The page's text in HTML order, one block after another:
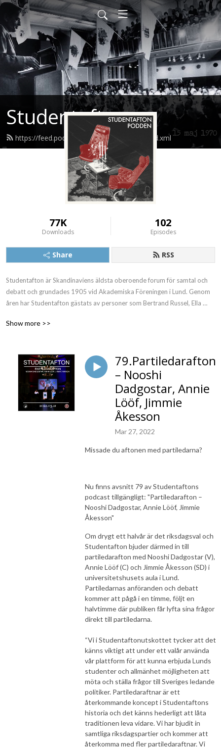
Studentafton
https://feed.podbean.com/studentafton/feed.xml
77K
Downloads
102
Episodes
Share RSS
Studentafton är Skandinaviens äldsta oberoende forum för samtal och
debatt och grundades 1905 vid Akademiska Föreningen i Lund. Genom
åren har Studentafton gästats av personer som Bertrand Russel, Ella
Diana Ross.
Show more >>
79.Partiledarafton
– Nooshi
Dadgostar, Annie
Lööf, Jimmie
Åkesson
Mar 27, 2022
Missade du aftonen med partiledarna?
Nu finns avsnitt 79 av Studentaftons
podcast tillgängligt: "Partiledarafton –
Nooshi Dadgostar, Annie Lööf, Jimmie
Åkesson"
Om drygt ett halvår är det riksdagsval och
Studentafton bjuder därmed in till
partiledarafton med Nooshi Dadgostar (V),
Annie Lööf (C) och Jimmie Åkesson (SD) i
universitetshusets aula i Lund.
Partiledarnas anföranden och debatt
kommer att pågå i en timme, följt en
halvtimme där publiken får lyfta sina frågor
direkt till partiledarna.
“Vi i Studentaftonutskottet tycker att det
känns viktigt att under ett valår använda
vår plattform för att kunna erbjuda Lunds
studenter och allmänhet möjligheten att
möta och ställa frågor till Sveriges ledande
politiker. Partiledaraftnar är ett
återkommande koncept i Studentaftons
historia och det känns hederligt att låta
traditionen leva vidare. Vi har bjudit in
samtliga riksdagspartier och kommer att
återkomma med fler partiledaraftnar. Vi